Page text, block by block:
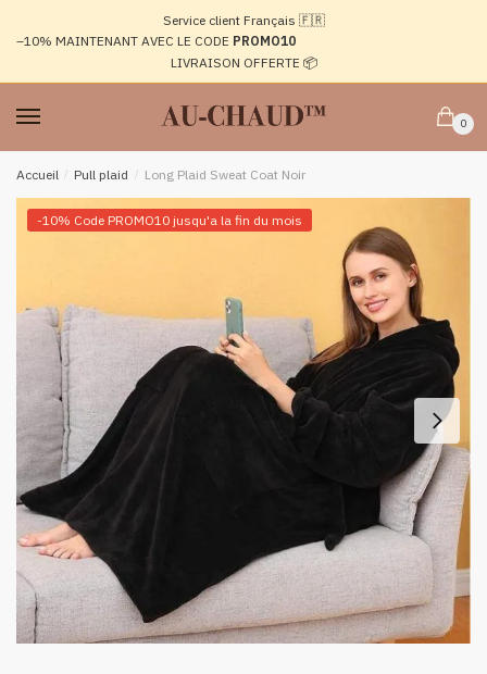
navigation
Service client Français 🇫🇷
–10% MAINTENANT AVEC LE CODE PROMO10
LIVRAISON OFFERTE 📦
0
Accueil / Pull plaid / Long Plaid Sweat Coat Noir
-10% Code PROMO10 jusqu'a la fin du mois